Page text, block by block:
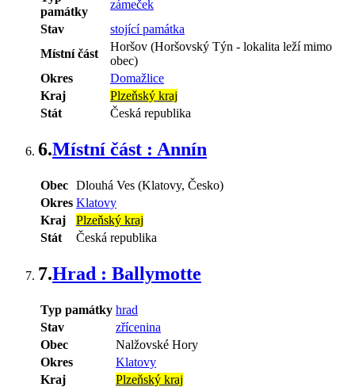
památky
zámeček
Stav
stojící památka
Místní část
Horšov (Horšovský Týn - lokalita leží mimo
obec)
Okres
Domažlice
Kraj
Plzeňský kraj
Stát
Česká republika
6.Místní část : Annín
Obec Dlouhá Ves (Klatovy, Česko)
Okres Klatovy
Kraj
Plzeňský kraj
Stát
Česká republika
7.Hrad : Ballymotte
Typ památky hrad
Stav
zřícenina
Obec
Nalžovské Hory
Okres
Klatovy
Kraj
Plzeňský kraj